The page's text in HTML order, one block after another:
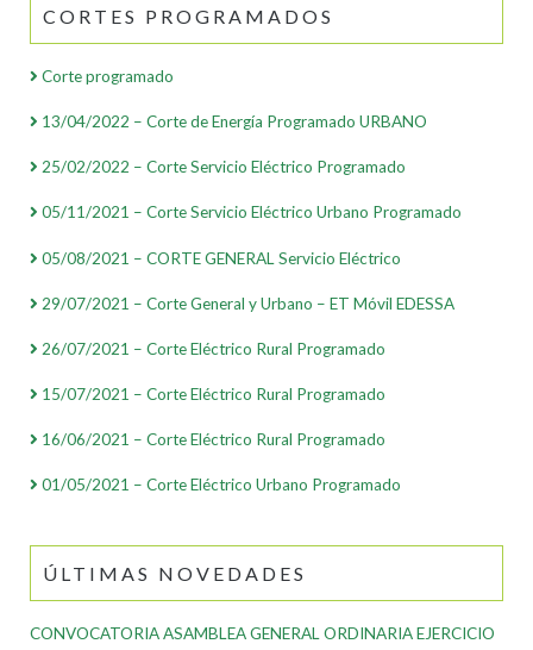
CORTES PROGRAMADOS
Corte programado
13/04/2022 – Corte de Energía Programado URBANO
25/02/2022 – Corte Servicio Eléctrico Programado
05/11/2021 – Corte Servicio Eléctrico Urbano Programado
05/08/2021 – CORTE GENERAL Servicio Eléctrico
29/07/2021 – Corte General y Urbano – ET Móvil EDESSA
26/07/2021 – Corte Eléctrico Rural Programado
15/07/2021 – Corte Eléctrico Rural Programado
16/06/2021 – Corte Eléctrico Rural Programado
01/05/2021 – Corte Eléctrico Urbano Programado
ÚLTIMAS NOVEDADES
CONVOCATORIA ASAMBLEA GENERAL ORDINARIA EJERCICIO